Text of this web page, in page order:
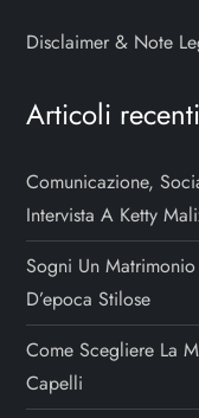
Disclaimer & Note
Articoli recenti
Comunicazione,
Intervista A Ketty
Sogni Un
D’epoca Stilose
Come Scegliere La
Capelli